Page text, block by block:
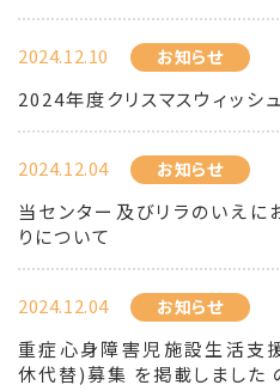
2024.12.10 お知らせ
2024年度クリスマスウィッシ
2024.12.04 お知らせ
当センター及びリラのいえに
りについて
2024.12.04 お知らせ
重症心身障害児施設生活支
休代替)募集 を掲載しました